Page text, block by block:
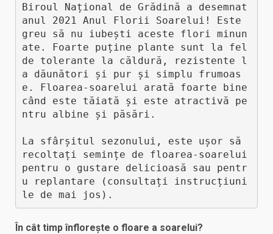
Biroul Național de Grădină a desemnat
anul 2021 Anul Florii Soarelui! Este
greu să nu iubești aceste flori minun
ate. Foarte puține plante sunt la fel
de tolerante la căldură, rezistente l
a dăunători și pur și simplu frumoas
e. Floarea-soarelui arată foarte bine
când este tăiată și este atractivă pe
ntru albine și păsări.
La sfârșitul sezonului, este ușor să
recoltați semințe de floarea-soarelui
pentru o gustare delicioasă sau pentr
u replantare (consultați instrucțiuni
le de mai jos).
În cât timp înflorește o floare a soarelui?